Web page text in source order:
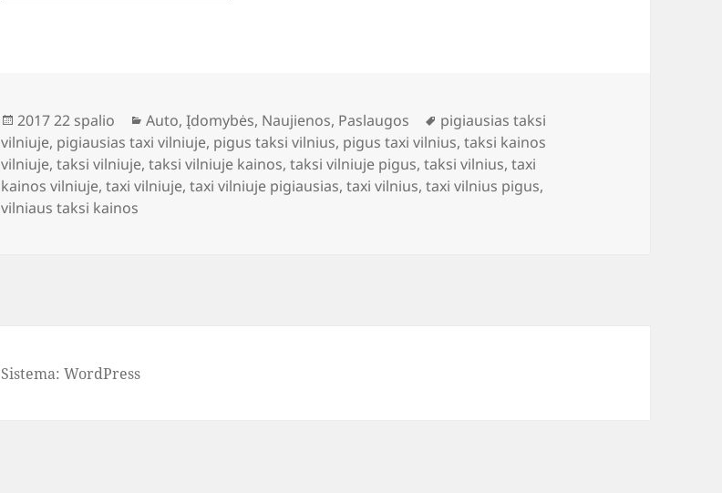
Paskelbta
2017 22 spalio Kategorijos
Auto,Įdomybės, Naujienos, Paslaugos Žymos
pigiausias taksi
vilniuje, pigiausias taxi vilniuje, pigus taksi vilnius, pigus taxi vilnius,taksi kainos
vilniuje,taksi vilniuje,taksi vilniuje kainos,taksi vilniuje pigus,taksi vilnius,taxi
kainos vilniuje,taxi vilniuje,taxi vilniuje pigiausias,taxi vilnius,taxi vilnius pigus,
vilniaus taksi kainos
Sistema: WordPress